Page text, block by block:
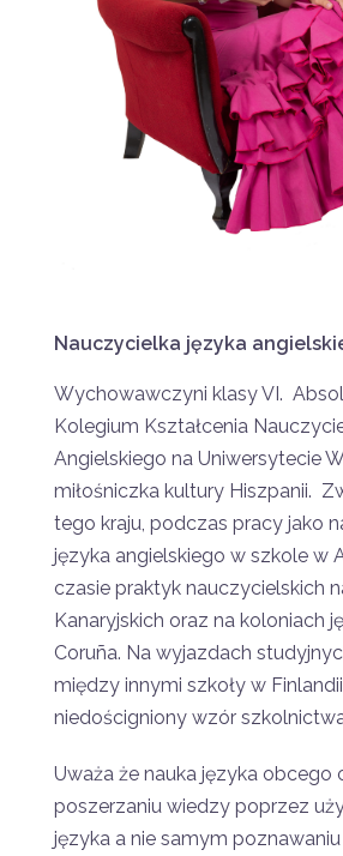
Nauczycielka języka
Wychowawczyni klasy VI.
Kolegium Kształcenia
Angielskiego na Uniwersytecie
miłośniczka kultury Hiszpanii.
tego kraju, podczas pracy jako
języka angielskiego w szkole w
czasie praktyk nauczycielskich
Kanaryjskich oraz na koloniach
Coruña. Na wyjazdach
między innymi szkoły w
niedościgniony wzór
Uważa że nauka języka obcego
poszerzaniu wiedzy poprzez
języka a nie samym